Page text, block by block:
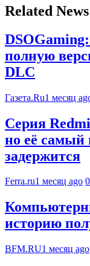
Related News
полную
DLC
Газета.Ru1 месяц
Серия
но её самый
задержится
Ferra.ru1 месяц ago 0
историю
BFM.RU1 месяц ago